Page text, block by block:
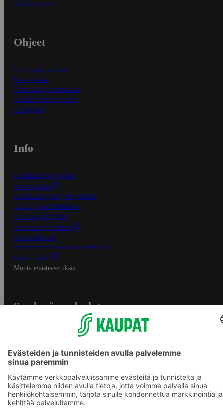
Asiakaspalvelu
Ohjeet
Ensitilaajan ohjeet
Näin maksat
Näin tilaat ja muokkaat
Kaikki ohjeet ja vinkit
In English
Info
S-Business yrityksille
Oiva-raportit
Osuuskauppojen yhteystiedot
Tilaus- ja toimitusehdot
Tietosuojakäytäntö
Palvelun käyttöehdot
Saavutettavuus
Mobiilisovelluksen saavutettavuus
Mainostajalle
Muuta evästeasetuksia
S-ryhmän palvelut
Yhteishyvä Ruoka -sovellus
S-ostoslista -sovellus
Prisma.fi
Sokos.fi
S-Pankki